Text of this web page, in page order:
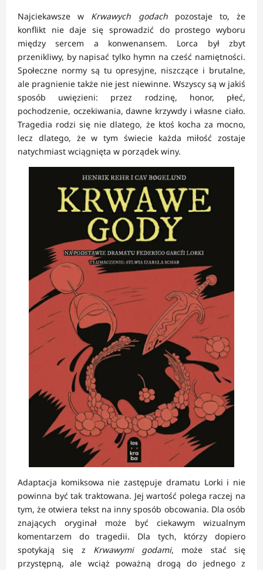
Najciekawsze w Krwawych godachpozostaje to, że
konflikt nie daje się sprowadzić do prostego wyboru
między sercem a konwenansem. Lorca był zbyt
przenikliwy, by napisać tylko hymn na cześć namiętności.
Społeczne normy są tu opresyjne, niszczące i brutalne,
ale pragnienie także nie jest niewinne. Wszyscy są w jakiś
sposób uwięzieni: przez rodzinę, honor, płeć,
pochodzenie, oczekiwania, dawne krzywdy i własne ciało.
Tragedia rodzi się nie dlatego, że ktoś kocha za mocno,
lecz dlatego, że w tym świecie każda miłość zostaje
natychmiast wciągnięta w porządek winy.
Adaptacja komiksowa nie zastępuje dramatu Lorki i nie
powinna być tak traktowana. Jej wartość polega raczej na
tym, że otwiera tekst na inny sposób obcowania. Dla osób
znających oryginał może być ciekawym wizualnym
komentarzem do tragedii. Dla tych, którzy dopiero
spotykają się z Krwawymi godami, może stać się
przystępną, ale wciąż poważną drogą do jednego z